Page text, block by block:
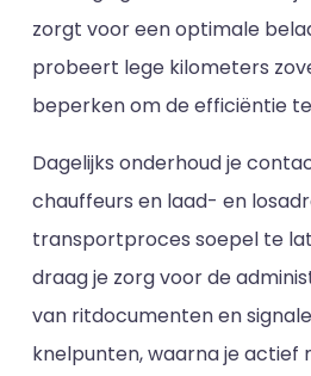
zorgt voor een optimale
probeert lege kilometers
beperken om de efficiëntie
Dagelijks onderhoud je
chauffeurs en laad- en
transportproces soepel te
draag je zorg voor de
van ritdocumenten en
knelpunten, waarna je actief